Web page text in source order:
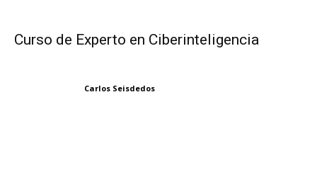
Curso de Experto en Ciberinteligencia
Carlos Seisdedos